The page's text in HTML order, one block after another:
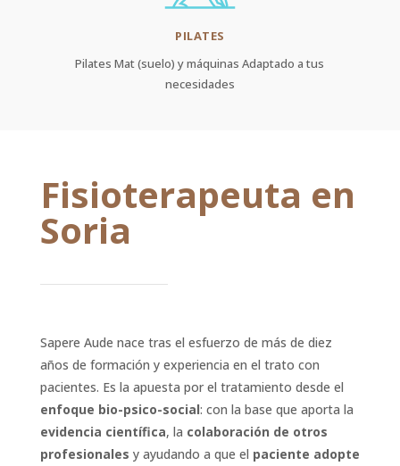
PILATES
Pilates Mat (suelo) y máquinas Adaptado a tus
necesidades
Fisioterapeuta en
Soria
Sapere Aude nace tras el esfuerzo de más de diez
años de formación y experiencia en el trato con
pacientes. Es la apuesta por el tratamiento desde el
enfoque bio-psico-social: con la base que aporta la
evidencia científica, la colaboración de otros
profesionales y ayudando a que el paciente adopte